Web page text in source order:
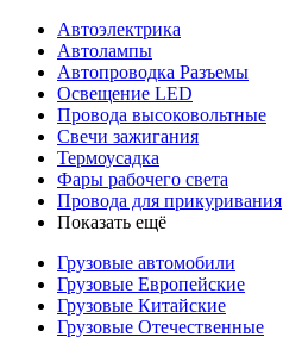
Автоэлектрика
Автолампы
Автопроводка Разъемы
Освещение LED
Провода высоковольтные
Свечи зажигания
Термоусадка
Фары рабочего света
Провода для прикуривания
Показать ещё
Грузовые автомобили
Грузовые Европейские
Грузовые Китайские
Грузовые Отечественные